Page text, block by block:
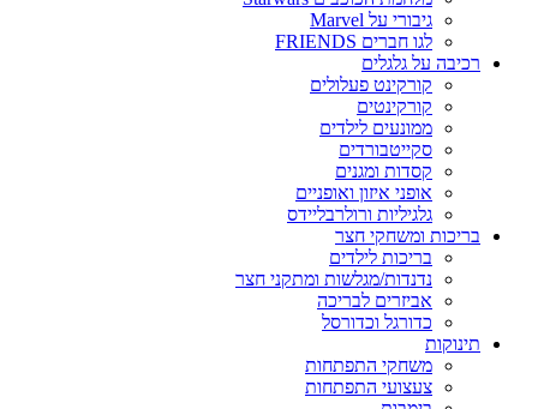
גיבורי על Marvel
לגו חברים FRIENDS
רכיבה על גלגלים
קורקינט פעלולים
קורקינטים
ממונעים לילדים
סקייטבורדים
קסדות ומגנים
אופני איזון ואופניים
גלגיליות ורולרבליידס
בריכות ומשחקי חצר
בריכות לילדים
נדנדות/מגלשות ומתקני חצר
אביזרים לבריכה
כדורגל וכדורסל
תינוקות
משחקי התפתחות
צעצועי התפתחות